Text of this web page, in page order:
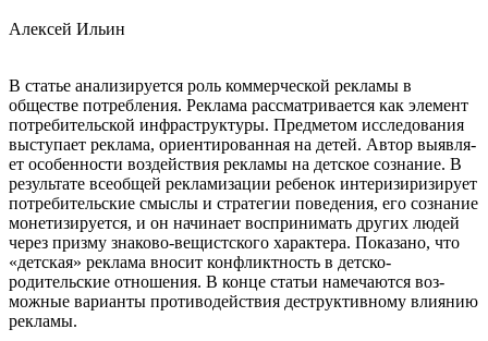
Алексей Ильин
В статье анализируется роль коммерческой рекламы в
обществе потребления. Реклама рассматривается как элемент
потребительской инфраструктуры. Предметом исследования
выступает реклама, ориентированная на детей. Автор выявля­
ет особенности воздействия рекламы на детское сознание. В
результате всеобщей рекламизации ребенок интеризиризирует
потребительские смыслы и стратегии поведения, его сознание
монетизируется, и он начинает воспринимать других людей
через призму знаково-вещистского характера. Показано, что
«детская» реклама вносит конфликтность в детско­-
родительские отношения. В конце статьи намечаются воз­
можные варианты противодействия деструктивному влиянию
рекламы.